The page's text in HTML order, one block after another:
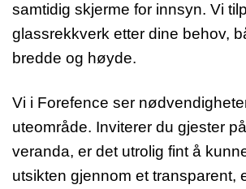
samtidig skjerme for innsyn. Vi
glassrekkverk etter dine behov,
bredde og høyde.
Vi i Forefence ser
uteområde. Inviterer du gjester
veranda, er det utrolig fint å
utsikten gjennom et transparent,